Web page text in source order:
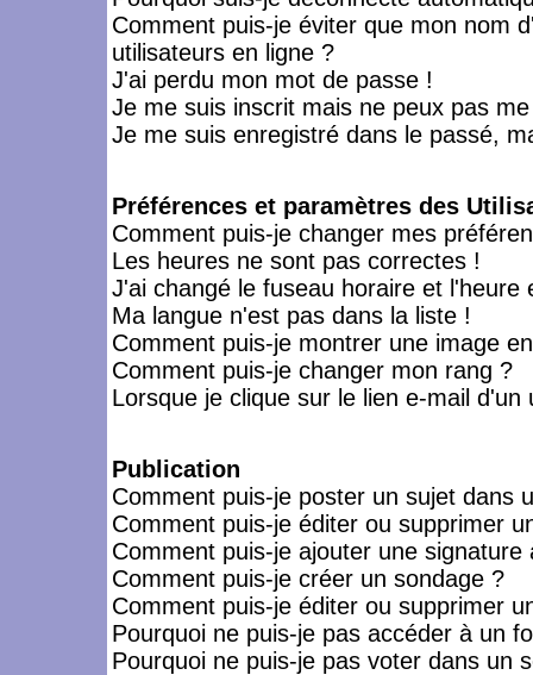
Comment puis-je éviter que mon nom
utilisateurs en ligne ?
J'ai perdu mon mot de passe !
Je me suis inscrit mais ne peux pas
Je me suis enregistré dans le passé,
Préférences et paramètres des
Comment puis-je changer mes
Les heures ne sont pas correctes !
J'ai changé le fuseau horaire et l'heure
Ma langue n'est pas dans la liste !
Comment puis-je montrer une image
Comment puis-je changer mon rang ?
Lorsque je clique sur le lien e-mail
Publication
Comment puis-je poster un sujet dans
Comment puis-je éditer ou supprimer
Comment puis-je ajouter une signature
Comment puis-je créer un sondage ?
Comment puis-je éditer ou supprimer
Pourquoi ne puis-je pas accéder à un
Pourquoi ne puis-je pas voter dans un